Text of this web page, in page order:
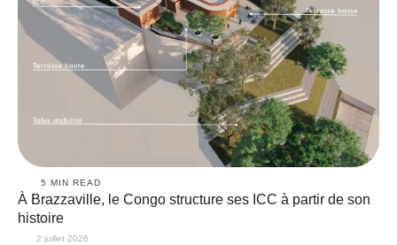
5 MIN READ
À Brazzaville, le Congo structure ses ICC à partir de son
histoire
2 juillet 2026